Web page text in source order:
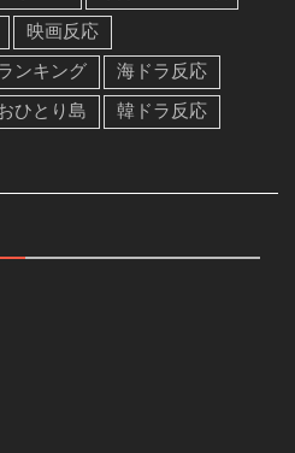
映画反応
ンキング
海ドラ反応
ひとり島
韓ドラ反応